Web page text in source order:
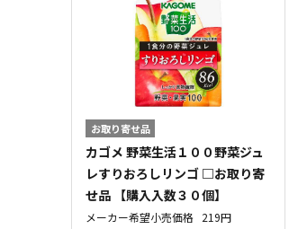
お取り寄せ品
カゴメ 野菜生活１００野菜ジュ
レすりおろしリンゴ □お取り寄
せ品 【購入入数３０個】
メーカー希望小売価格 219円